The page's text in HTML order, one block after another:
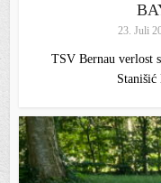
23. Juli
TSV Bernau verlost